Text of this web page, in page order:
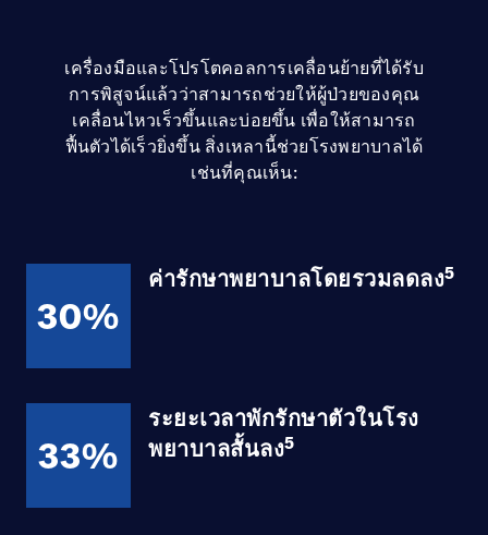
เครื่องมือและโปรโตคอลการเคลื่อนย้ายที่ได้รับ
การพิสูจน์แล้วว่าสามารถช่วยให้ผู้ป่วยของคุณ
เคลื่อนไหวเร็วขึ้นและบ่อยขึ้น เพื่อให้สามารถ
ฟื้นตัวได้เร็วยิ่งขึ้น สิ่งเหลานี้ช่วยโรงพยาบาลได้
เช่นที่คุณเห็น:
30%
ค่ารักษาพยาบาลโดยรวมลดลง5
33%
ระยะเวลาพักรักษาตัวในโรง
พยาบาลสั้นลง5